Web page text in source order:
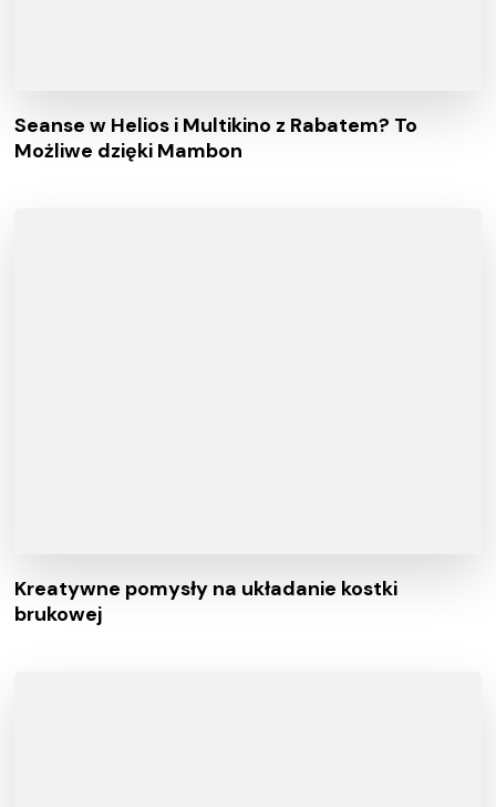
Seanse w Helios i Multikino z Rabatem? To
Możliwe dzięki Mambon
Kreatywne pomysły na układanie kostki
brukowej